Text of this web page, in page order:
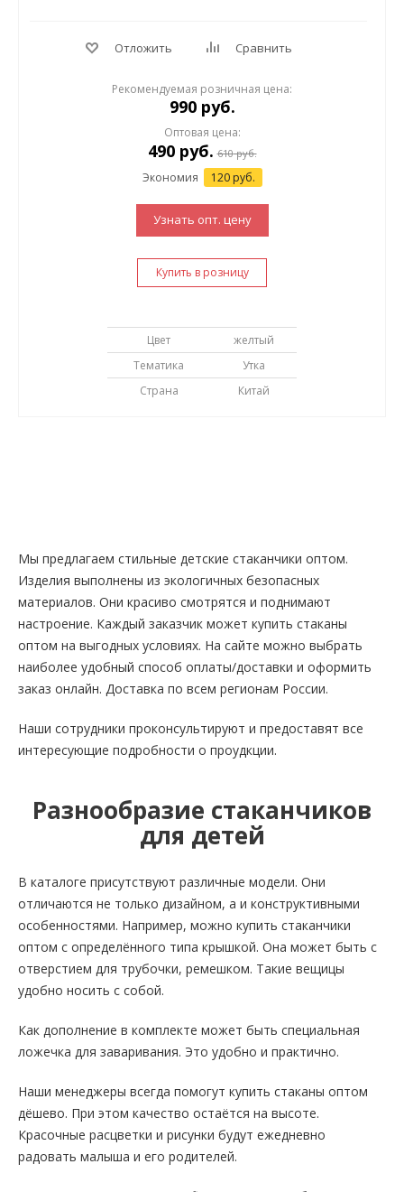
Отложить Сравнить
Рекомендуемая розничная цена:
990 руб.
Оптовая цена:
490руб. 610руб.
Экономия 120 руб.
Узнать опт. цену
Купить в розницу
Цвет
желтый
Тематика
Утка
Страна
Китай
Мы предлагаем стильные детские стаканчики оптом.
Изделия выполнены из экологичных безопасных
материалов. Они красиво смотрятся и поднимают
настроение. Каждый заказчик может купить стаканы
оптом на выгодных условиях. На сайте можно выбрать
наиболее удобный способ оплаты/доставки и оформить
заказ онлайн. Доставка по всем регионам России.
Наши сотрудники проконсультируют и предоставят все
интересующие подробности о проудкции.
Разнообразие стаканчиков
для детей
В каталоге присутствуют различные модели. Они
отличаются не только дизайном, а и конструктивными
особенностями. Например, можно купить стаканчики
оптом с определённого типа крышкой. Она может быть с
отверстием для трубочки, ремешком. Такие вещицы
удобно носить с собой.
Как дополнение в комплекте может быть специальная
ложечка для заваривания. Это удобно и практично.
Наши менеджеры всегда помогут купить стаканы оптом
дёшево. При этом качество остаётся на высоте.
Красочные расцветки и рисунки будут ежедневно
радовать малыша и его родителей.